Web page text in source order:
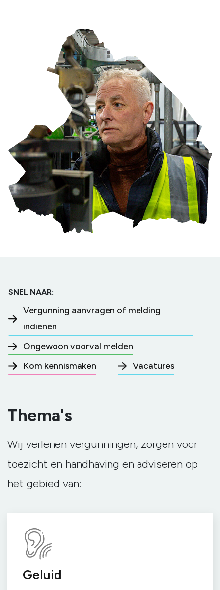
SNEL NAAR:
Vergunning aanvragen of melding
indienen
Ongewoon voorval melden
Kom kennismaken
Vacatures
Thema's
Wij verlenen vergunningen, zorgen voor
toezicht en handhaving en adviseren op
het gebied van: